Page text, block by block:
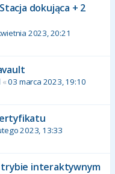
dokująca + 2
2023, 20:21
«03 marca 2023, 19:10
2023, 13:33
trybie interaktywnym